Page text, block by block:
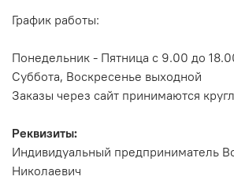
График работы:
Понедельник - Пятница с 9.00 до
Суббота, Воскресенье выходной
Заказы через сайт принимаются
Реквизиты:
Индивидуальный предприниматель
Николаевич